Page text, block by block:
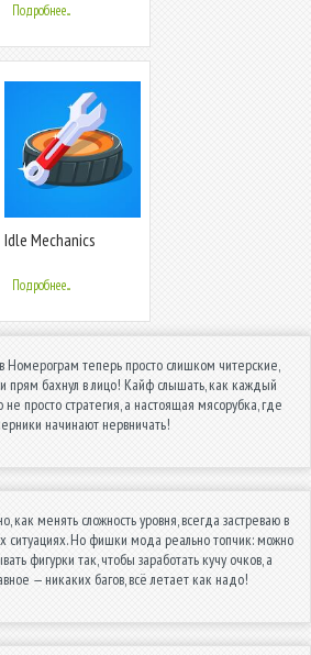
Подробнее...
Idle Mechanics
Подробнее...
теперь просто слишком читерские,
и прям бахнул в лицо! Кайф слышать, как каждый
просто стратегия, а настоящая мясорубка, где
начинают нервничать!
как менять сложность уровня, всегда застреваю в
ситуациях. Но фишки мода реально топчик: можно
фигурки так, чтобы заработать кучу очков, а
— никаких багов, всё летает как надо!